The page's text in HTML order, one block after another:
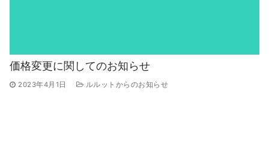
価格変更に関してのお知らせ
2023年4月1日 ルルットからのお知らせ